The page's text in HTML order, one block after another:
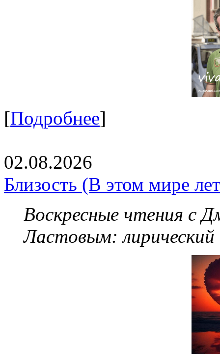
[Подробнее]
02.08.2026
Близость (В этом мире
Воскресные чтения с
Ластовым: